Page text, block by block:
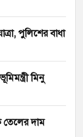
পুলিশের বাধা
মিনু
দাম